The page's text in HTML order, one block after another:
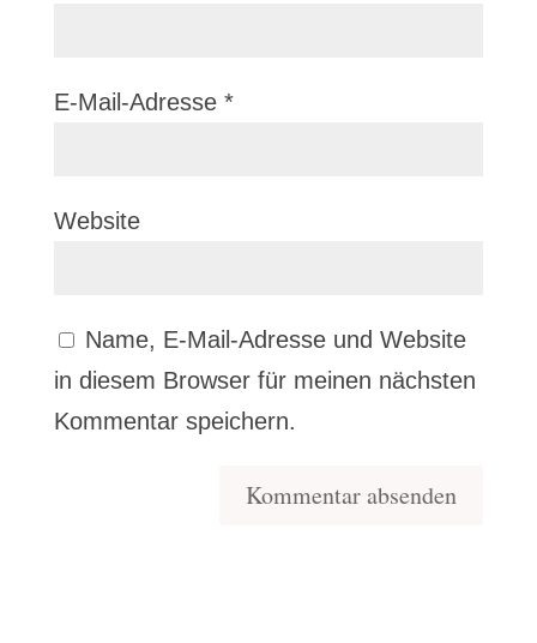
E-Mail-Adresse *
Website
Name, E-Mail-Adresse und Website
in diesem Browser für meinen nächsten
Kommentar speichern.